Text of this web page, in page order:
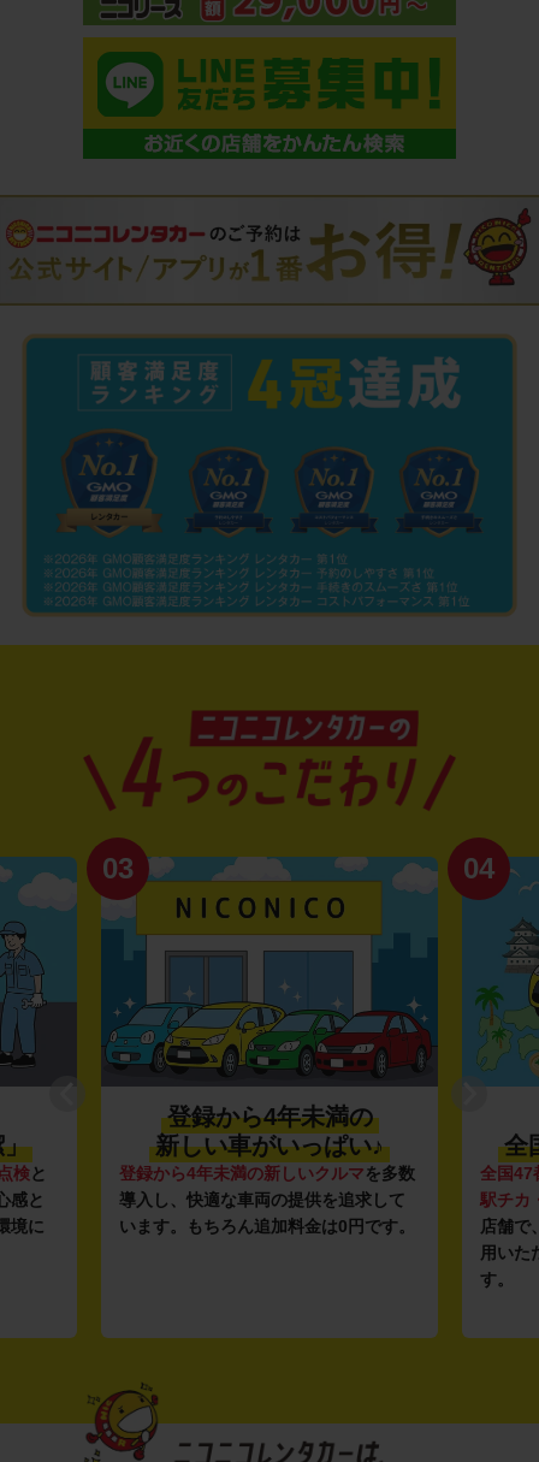
」
検と
感と
境に
03
登録から4年未満の
新しい車がいっぱい♪
登録から4年未満の新しいクルマを多数
導入し、快適な車両の提供を追求して
います。もちろん追加料金は0円です。
04
全
全国47
駅チカ
店舗で
用いた
す。